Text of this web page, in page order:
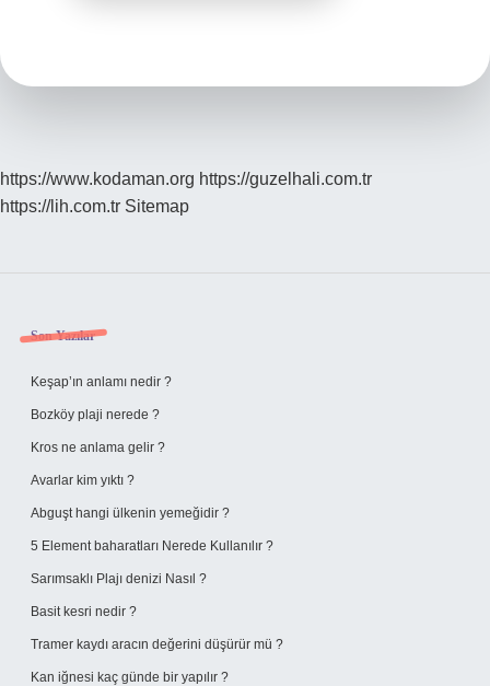
https://www.kodaman.org https://guzelhali.com.tr
https://lih.com.tr Sitemap
Sidebar
Son Yazılar
Keşap’ın anlamı nedir ?
Bozköy plaji nerede ?
Kros ne anlama gelir ?
Avarlar kim yıktı ?
Abguşt hangi ülkenin yemeğidir ?
5 Element baharatları Nerede Kullanılır ?
Sarımsaklı Plajı denizi Nasıl ?
Basit kesri nedir ?
Tramer kaydı aracın değerini düşürür mü ?
Kan iğnesi kaç günde bir yapılır ?